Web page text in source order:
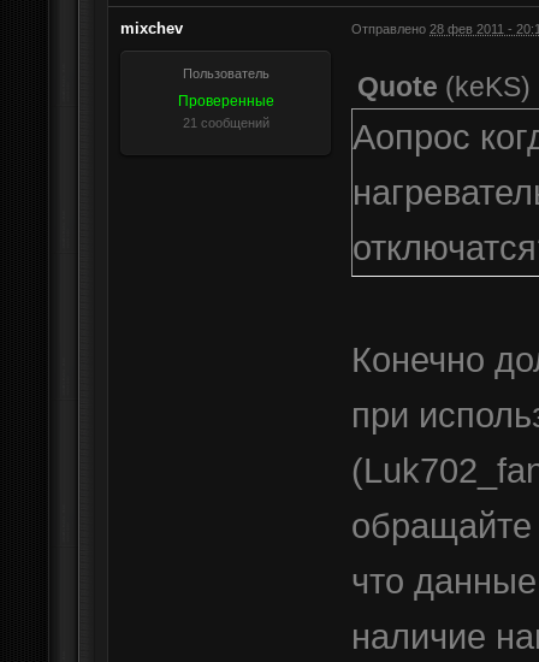
mixchev Отправлено 28 фев 2011 -
Пользователь
Проверенные
21 сообщений
Quote (keKS)
Аопрос
Конечно
при
что
наличие